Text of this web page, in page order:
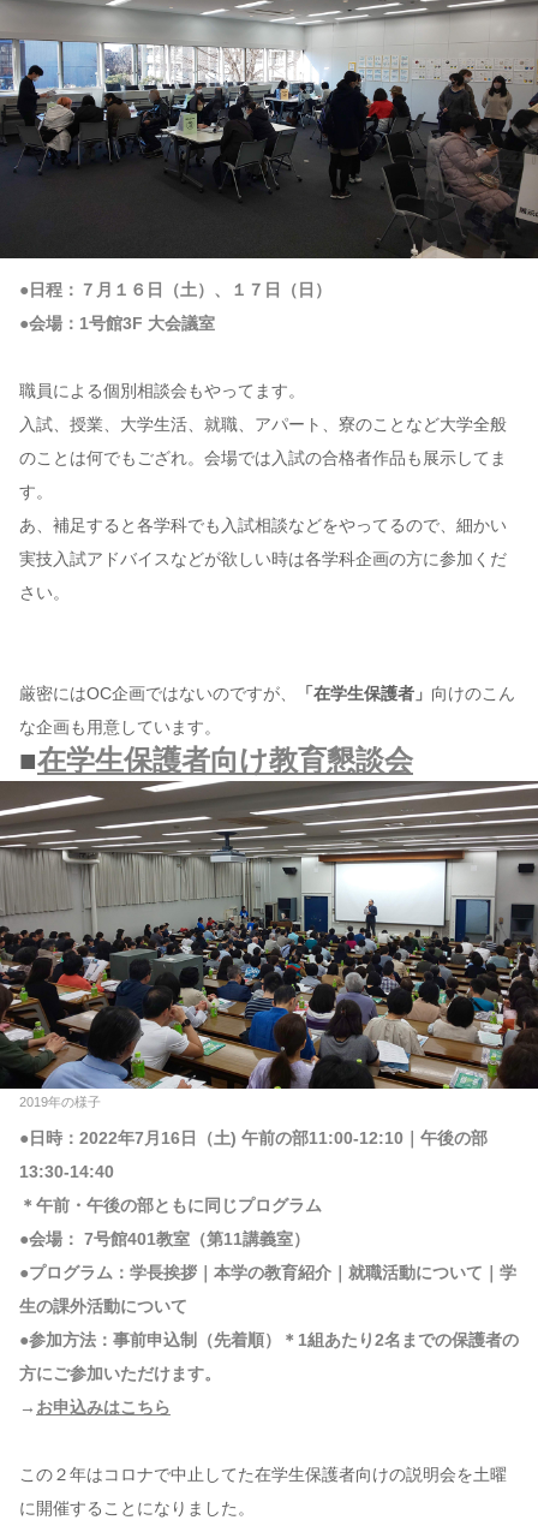
●日程：７月１６日（土）、１７日（日）
●会場：1号館3F 大会議室
職員による個別相談会もやってます。
入試、授業、大学生活、就職、アパート、寮のことなど大学全般
のことは何でもござれ。会場では入試の合格者作品も展示してま
す。
あ、補足すると各学科でも入試相談などをやってるので、細かい
実技入試アドバイスなどが欲しい時は各学科企画の方に参加くだ
さい。
厳密にはOC企画ではないのですが、 「在学生保護者」 向けのこん
な企画も用意しています。
■在学生保護者向け教育懇談会
2019年の様子
●日時：2022年7月16日（土) 午前の部11:00-12:10｜午後の部
13:30-14:40
＊午前・午後の部ともに同じプログラム
●会場： 7号館401教室（第11講義室）
●プログラム：学長挨拶｜本学の教育紹介｜就職活動について｜学
生の課外活動について
●参加方法：事前申込制（先着順）＊1組あたり2名までの保護者の
方にご参加いただけます。
→ お申込みはこちら
この２年はコロナで中止してた在学生保護者向けの説明会を土曜
に開催することになりました。